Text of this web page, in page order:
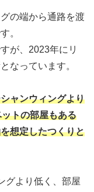
の端から通路を渡
。
が、2023年にリ
なっています。
ャンウィングより
トの部屋もある
想定したつくりと
グより低く、部屋